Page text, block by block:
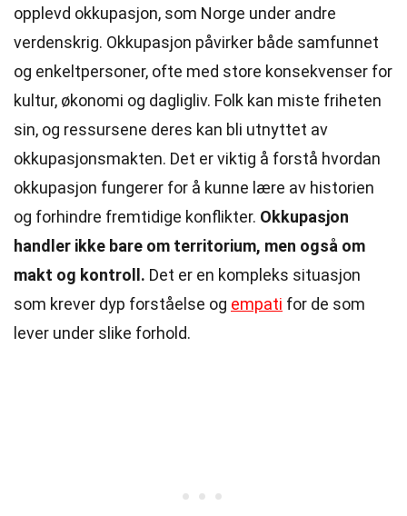
opplevd okkupasjon, som Norge under andre
verdenskrig. Okkupasjon påvirker både samfunnet
og enkeltpersoner, ofte med store konsekvenser for
kultur, økonomi og dagligliv. Folk kan miste friheten
sin, og ressursene deres kan bli utnyttet av
okkupasjonsmakten. Det er viktig å forstå hvordan
okkupasjon fungerer for å kunne lære av historien
og forhindre fremtidige konflikter. Okkupasjon
handler ikke bare om territorium, men også om
makt og kontroll. Det er en kompleks situasjon
som krever dyp forståelse og empati for de som
lever under slike forhold.